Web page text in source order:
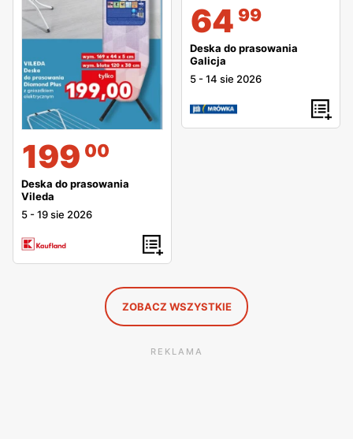
199 00
Deska do prasowania
Vileda
5 -19 sie 2026
64 99
Deska do prasowania
Galicja
5 -14 sie 2026
ZOBACZ WSZYSTKIE
REKLAMA